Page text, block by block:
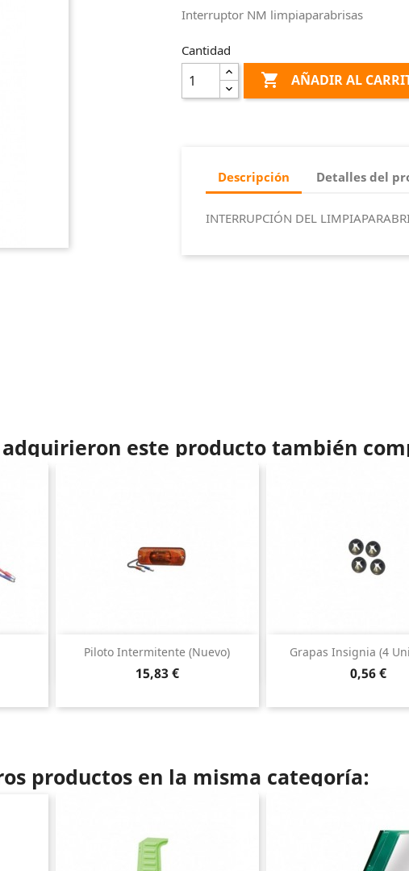
Interruptor NM limpiaparabrisas
Cantidad
 AÑADIR AL
Descripción Detalles del
INTERRUPCIÓN DEL
adquirieron este producto también
Piloto Intermitente (nuevo)
Precio
15,83 €
Vista rápida Grapas Insignia (4
Precio
0,56 €
Vista
productos en la misma categoría: